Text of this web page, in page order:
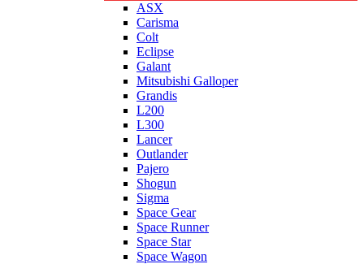
ASX
Carisma
Colt
Eclipse
Galant
Mitsubishi Galloper
Grandis
L200
L300
Lancer
Outlander
Pajero
Shogun
Sigma
Space Gear
Space Runner
Space Star
Space Wagon